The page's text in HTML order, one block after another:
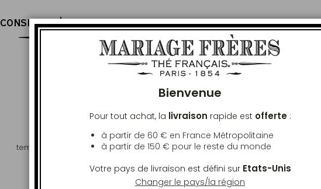
CONSEILS D'INFUSION
température idéale pour 20cl d'eau
Bienvenue
Pour tout achat, la livraison rapide est offerte:
à partir de 60 € en France Métropolitaine
à partir de 150 € pour le reste du monde
Votre pays de livraison est défini sur Etats-Unis
Changer le pays/la région